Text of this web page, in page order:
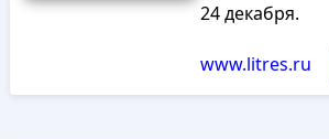
24 декабря.
www.litres.ru